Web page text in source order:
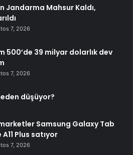
Jandarma Mahsur Kaldı,
7, 2026
500’de 39 milyar dolarlık dev
7, 2026
düşüyor?
marketler Samsung Galaxy Tab
A11 Plus satıyor
7, 2026